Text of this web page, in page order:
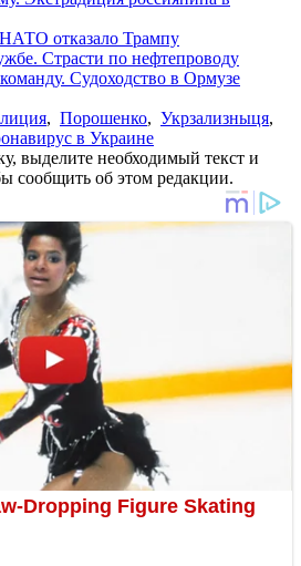
отказало Трампу
Страсти по нефтепроводу
Судоходство в Ормузе
, Порошенко, Укрзализныця,
в Украине
выделите необходимый текст и
сообщить об этом редакции.